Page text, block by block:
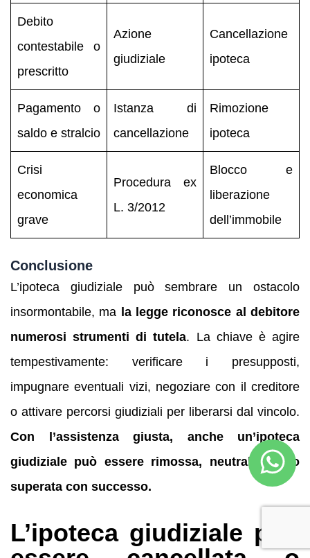
Debito
contestabile o
prescritto
Azione
giudiziale
Cancellazione
ipoteca
Pagamento o
saldo e stralcio
Istanza di
cancellazione
Rimozione
ipoteca
Crisi
economica
grave
Procedura ex
L. 3/2012
Blocco e
liberazione
dell’immobile
Conclusione
L’ipoteca giudiziale può sembrare un ostacolo
insormontabile, ma la legge riconosce al debitore
numerosi strumenti di tutela. La chiave è agire
tempestivamente: verificare i presupposti,
impugnare eventuali vizi, negoziare con il creditore
o attivare percorsi giudiziali per liberarsi dal vincolo.
Con l’assistenza giusta, anche un’ipoteca
giudiziale può essere rimossa, neutralizzata o
superata con successo.
L’ipoteca giudiziale può